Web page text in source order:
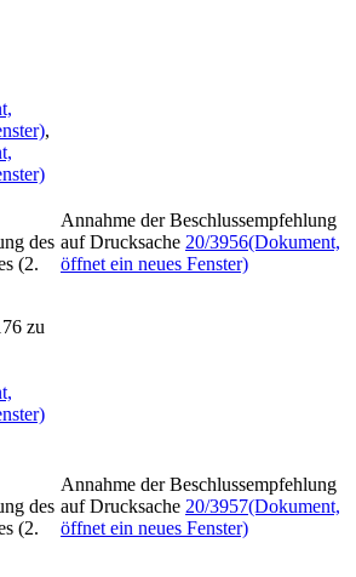
,
des
(2.
zu
Annahme der Beschlussempfehlung
auf Drucksache 20/3956(Dokument,
öffnet ein neues Fenster)
des
(2.
Annahme der Beschlussempfehlung
auf Drucksache 20/3957(Dokument,
öffnet ein neues Fenster)